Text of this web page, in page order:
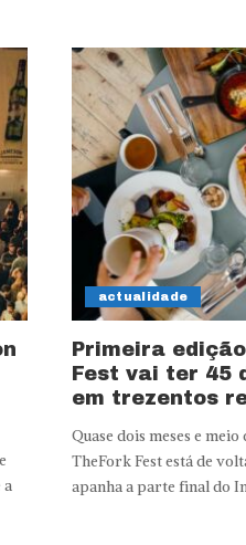
a
actualidade
Primeira
Fest vai ter 45
em trezentos
Quase dois meses e
TheFork Fest está de
apanha a parte final do